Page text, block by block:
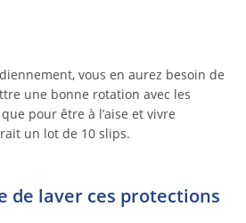
vous en aurez besoin de
une bonne rotation avec les
pour être à l’aise et vivre
un lot de 10 slips.
de laver ces protections